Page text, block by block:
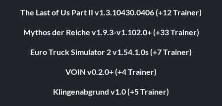
The Last of Us Part II v1.3.10430.0406 (+12 Trainer)
Mythos der Reiche v1.9.3-v1.102.0+ (+33 Trainer)
Euro Truck Simulator 2 v1.54.1.0s (+7 Trainer)
VOIN v0.2.0+ (+4 Trainer)
Klingenabgrund v1.0 (+5 Trainer)